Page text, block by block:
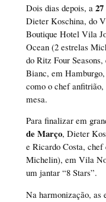
Dois dias depois, a
Dieter Koschina, do
Boutique Hotel Vila
Ocean (2 estrelas
do Ritz Four
Bianc, em
como o chef anfitrião,
mesa.
Para finalizar em
de Março, Dieter
e Ricardo Costa, chef
Michelin), em Vila
um jantar “8 Stars”.
Na harmonização, as